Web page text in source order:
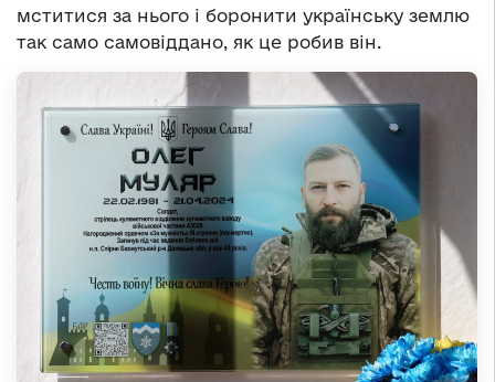
мститися за нього і боронити українську землю
так само самовіддано, як це робив він.